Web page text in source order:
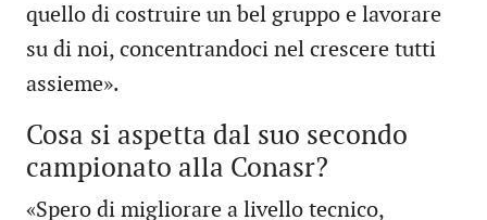
quello di costruire un bel gruppo e lavorare
su di noi, concentrandoci nel crescere tutti
assieme».
Cosa si aspetta dal suo secondo
campionato alla Conasr?
«Spero di migliorare a livello tecnico,